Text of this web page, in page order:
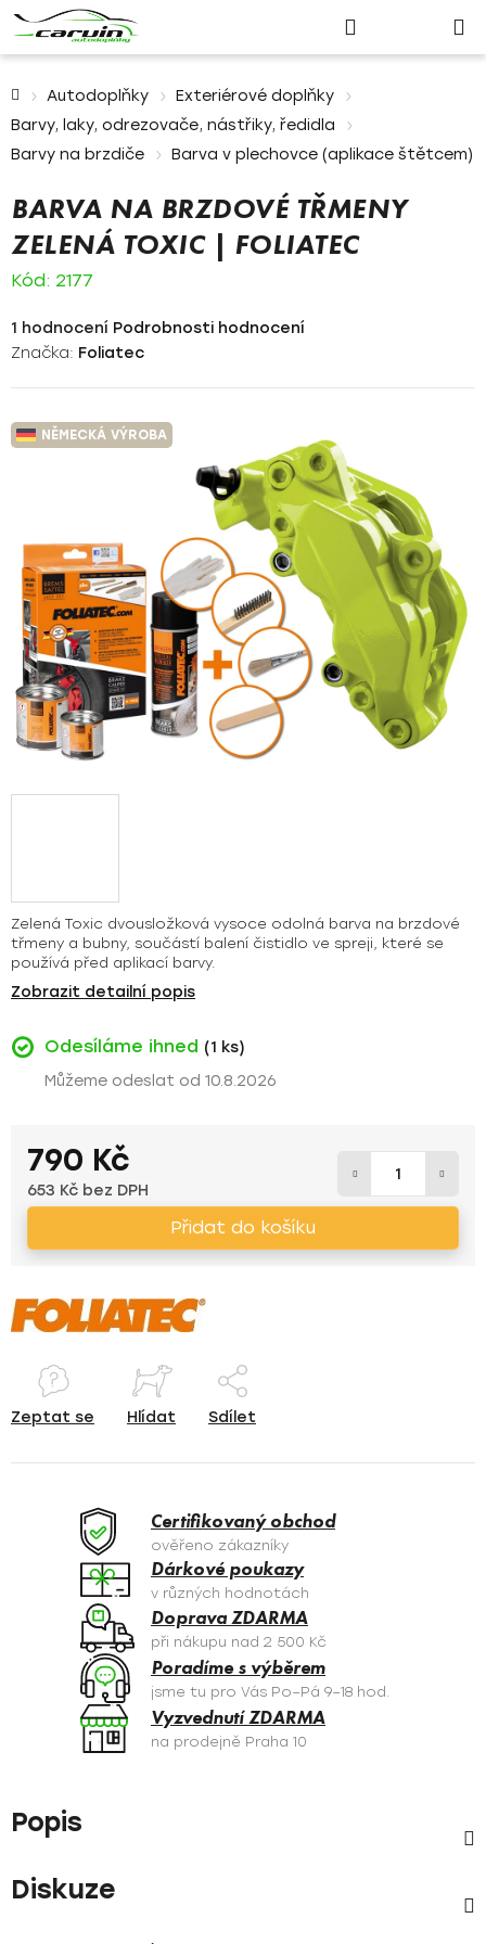
Přihlášení
košík
Autodoplňky
Exteriérové doplňky
Barvy, laky, odrezovače, nástřiky, ředidla
Barvy na brzdiče
Barva v plechovce (aplikace štětcem)
Zelená Toxic dvousložková vysoce odolná barva na brzdové
třmeny a bubny, součástí balení čistidlo ve spreji, které se
používá před aplikací barvy.
Zobrazit detailní popis
Odesíláme ihned (1 ks)
10.8.2026
790 Kč
653 Kč bez DPH
Přidat do košíku
Zeptat se Hlídat Sdílet
BARVA NA BRZDOVÉ TŘMENY
ZELENÁ TOXIC | FOLIATEC
Kód: 2177
Průměrné
hodnocení
5,0
z
1 hodnocení Podrobnosti hodnocení
Značka: Foliatec
NĚMECKÁ VÝROBA
Certifikovaný obchod
ověřeno zákazníky
Dárkové poukazy
v různých hodnotách
Doprava ZDARMA
při nákupu nad 2 500 Kč
Poradíme s výběrem
jsme tu pro Vás Po–Pá 9–18 hod.
Vyzvednutí ZDARMA
na prodejně Praha 10
Popis
Diskuze